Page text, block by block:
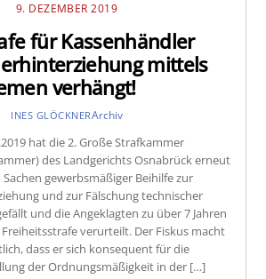
9. DEZEMBER 2019
für Kassenhändler
mittels
verhängt!
INES GLÖCKNERArchiv
hat die 2. Große Strafkammer
des Landgerichts Osnabrück erneut
gewerbsmäßiger Beihilfe zur
und zur Fälschung technischer
und die Angeklagten zu über 7 Jahren
Freiheitsstrafe verurteilt. Der Fiskus macht
dass er sich konsequent für die
der Ordnungsmäßigkeit in der […]